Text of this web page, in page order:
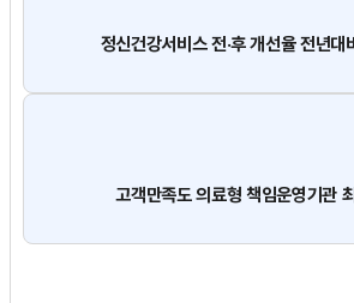
정신건강서비스 전·후 개선율 전년
고객만족도 의료형 책임운영기관